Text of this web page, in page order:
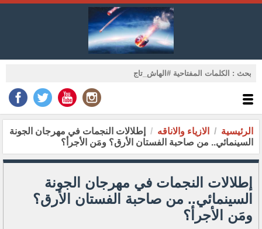
الرئيسية الازياء والاناقه
إطلالات النجمات في مهرجان الجونة
السينمائي.. من صاحبة الفستان الأرق؟ ومَن الأجرأ؟
إطلالات النجمات في مهرجان الجونة
السينمائي.. من صاحبة الفستان الأرق؟
ومَن الأجرأ؟